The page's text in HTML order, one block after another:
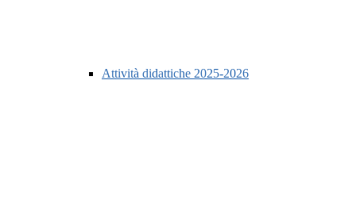
Attività didattiche 2025-2026